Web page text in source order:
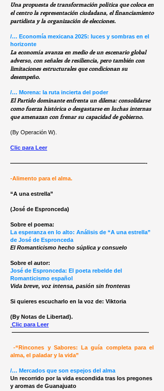
Una propuesta de transformación política que coloca en
el centro la representación ciudadana, el financiamiento
partidista y la organización de elecciones.
/… Economía mexicana 2025: luces y sombras en el
horizonte
La economía avanza en medio de un escenario global
adverso, con señales de resiliencia, pero también con
limitaciones estructurales que condicionan su
desempeño.
/… Morena: la ruta incierta del poder
El Partido dominante enfrenta un dilema: consolidarse
como fuerza histórica o desgastarse en luchas internas
que amenazan con frenar su capacidad de gobierno.
(By Operación W).
Clic para Leer
————————————————————————-
-Alimento para el alma.
“A una estrella”
(José de Espronceda)
Sobre el poema:
La esperanza en lo alto: Análisis de “A una estrella”
de José de Espronceda
El Romanticismo hecho súplica y consuelo
Sobre el autor:
José de Espronceda: El poeta rebelde del
Romanticismo español
Vida breve, voz intensa, pasión sin fronteras
Si quieres escucharlo en la voz de: Viktoria
(By Notas de Libertad).
Clic para Leer
————————————————————————-
-“Rincones y Sabores: La guía completa para el
alma, el paladar y la vida”
/… Mercados que son espejos del alma
Un recorrido por la vida escondida tras los pregones
y aromas de Guanajuato